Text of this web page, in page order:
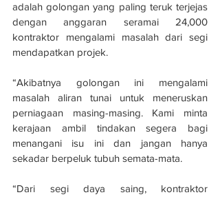
adalah golongan yang paling teruk terjejas
dengan anggaran seramai 24,000
kontraktor mengalami masalah dari segi
mendapatkan projek.
“Akibatnya golongan ini mengalami
masalah aliran tunai untuk meneruskan
perniagaan masing-masing. Kami minta
kerajaan ambil tindakan segera bagi
menangani isu ini dan jangan hanya
sekadar berpeluk tubuh semata-mata.
“Dari segi daya saing, kontraktor